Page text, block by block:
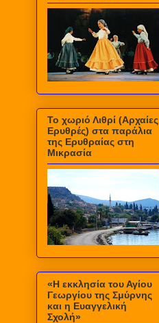
Το χωριό Λιθρί (Αρχαίες
Ερυθρές) στα παράλια
της Ερυθραίας στη
Μικρασία
«Η εκκλησία του Αγίου
Γεωργίου της Σμύρνης
και η Ευαγγελική
Σχολή»